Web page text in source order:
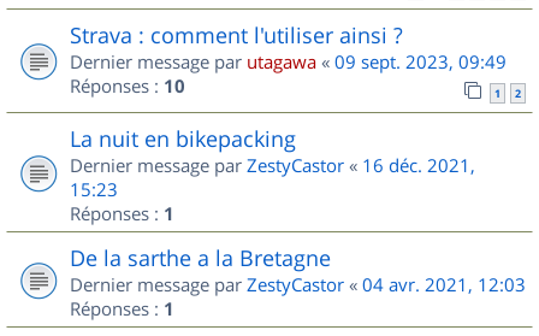
Strava : comment l'utiliser ainsi ?
Dernier message par utagawa « 09 sept. 2023, 09:49
Réponses : 10 1 2
La nuit en bikepacking
Dernier message par ZestyCastor « 16 déc. 2021,
15:23
Réponses : 1
De la sarthe a la Bretagne
Dernier message par ZestyCastor « 04 avr. 2021, 12:03
Réponses : 1